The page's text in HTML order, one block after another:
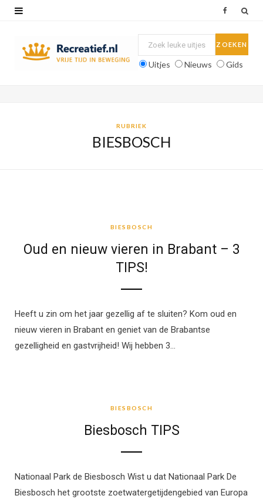
Uitjes Nieuws Gids
RUBRIEK
BIESBOSCH
BIESBOSCH
Oud en nieuw vieren in Brabant – 3
TIPS!
Heeft u zin om het jaar gezellig af te sluiten? Kom oud en
nieuw vieren in Brabant en geniet van de Brabantse
gezelligheid en gastvrijheid! Wij hebben 3…
BIESBOSCH
Biesbosch TIPS
Nationaal Park de Biesbosch Wist u dat Nationaal Park De
Biesbosch het grootste zoetwatergetijdengebied van Europa